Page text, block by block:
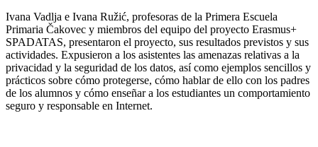
Ivana Vadlja e Ivana Ružić, profesoras de la Primera Escuela
Primaria Čakovec y miembros del equipo del proyecto Erasmus+
SPADATAS, presentaron el proyecto, sus resultados previstos y sus
actividades. Expusieron a los asistentes las amenazas relativas a la
privacidad y la seguridad de los datos, así como ejemplos sencillos y
prácticos sobre cómo protegerse, cómo hablar de ello con los padres
de los alumnos y cómo enseñar a los estudiantes un comportamiento
seguro y responsable en Internet.